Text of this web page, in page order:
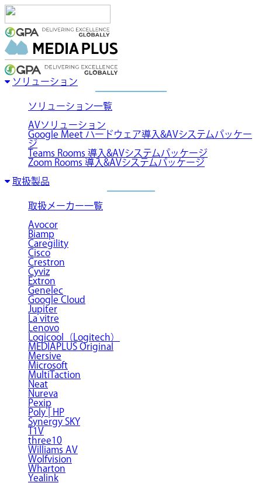
ソリューション
ソリューション一覧
AVソリューション
Google Meet ハードウェア導入&AVシステムパッケー
ジ
Teams Rooms 導入&AVシステムパッケージ
Zoom Rooms 導入&AVシステムパッケージ
取扱製品
取扱メーカー一覧
Avocor
Biamp
Caregility
Cisco
Crestron
Cyviz
Extron
Genelec
Google Cloud
Jupiter
La vitre
Lenovo
Logicool（Logitech）
MEDIAPLUS Original
Mersive
Microsoft
MultiTaction
Neat
Nureva
Pexip
Poly | HP
Synergy SKY
T1V
three10
Williams AV
Wolfvision
Wharton
Yealink